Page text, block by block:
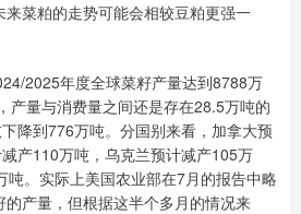
菜粕的走势可能会相较豆粕更强一
2025年度全球菜籽产量达到8788万
产量与消费量之间还是存在28.5万吨的
降到776万吨。分国别来看，加拿大预
产110万吨，乌克兰预计减产105万
吨。实际上美国农业部在7月的报告中略
产量，但根据这半个多月的情况来